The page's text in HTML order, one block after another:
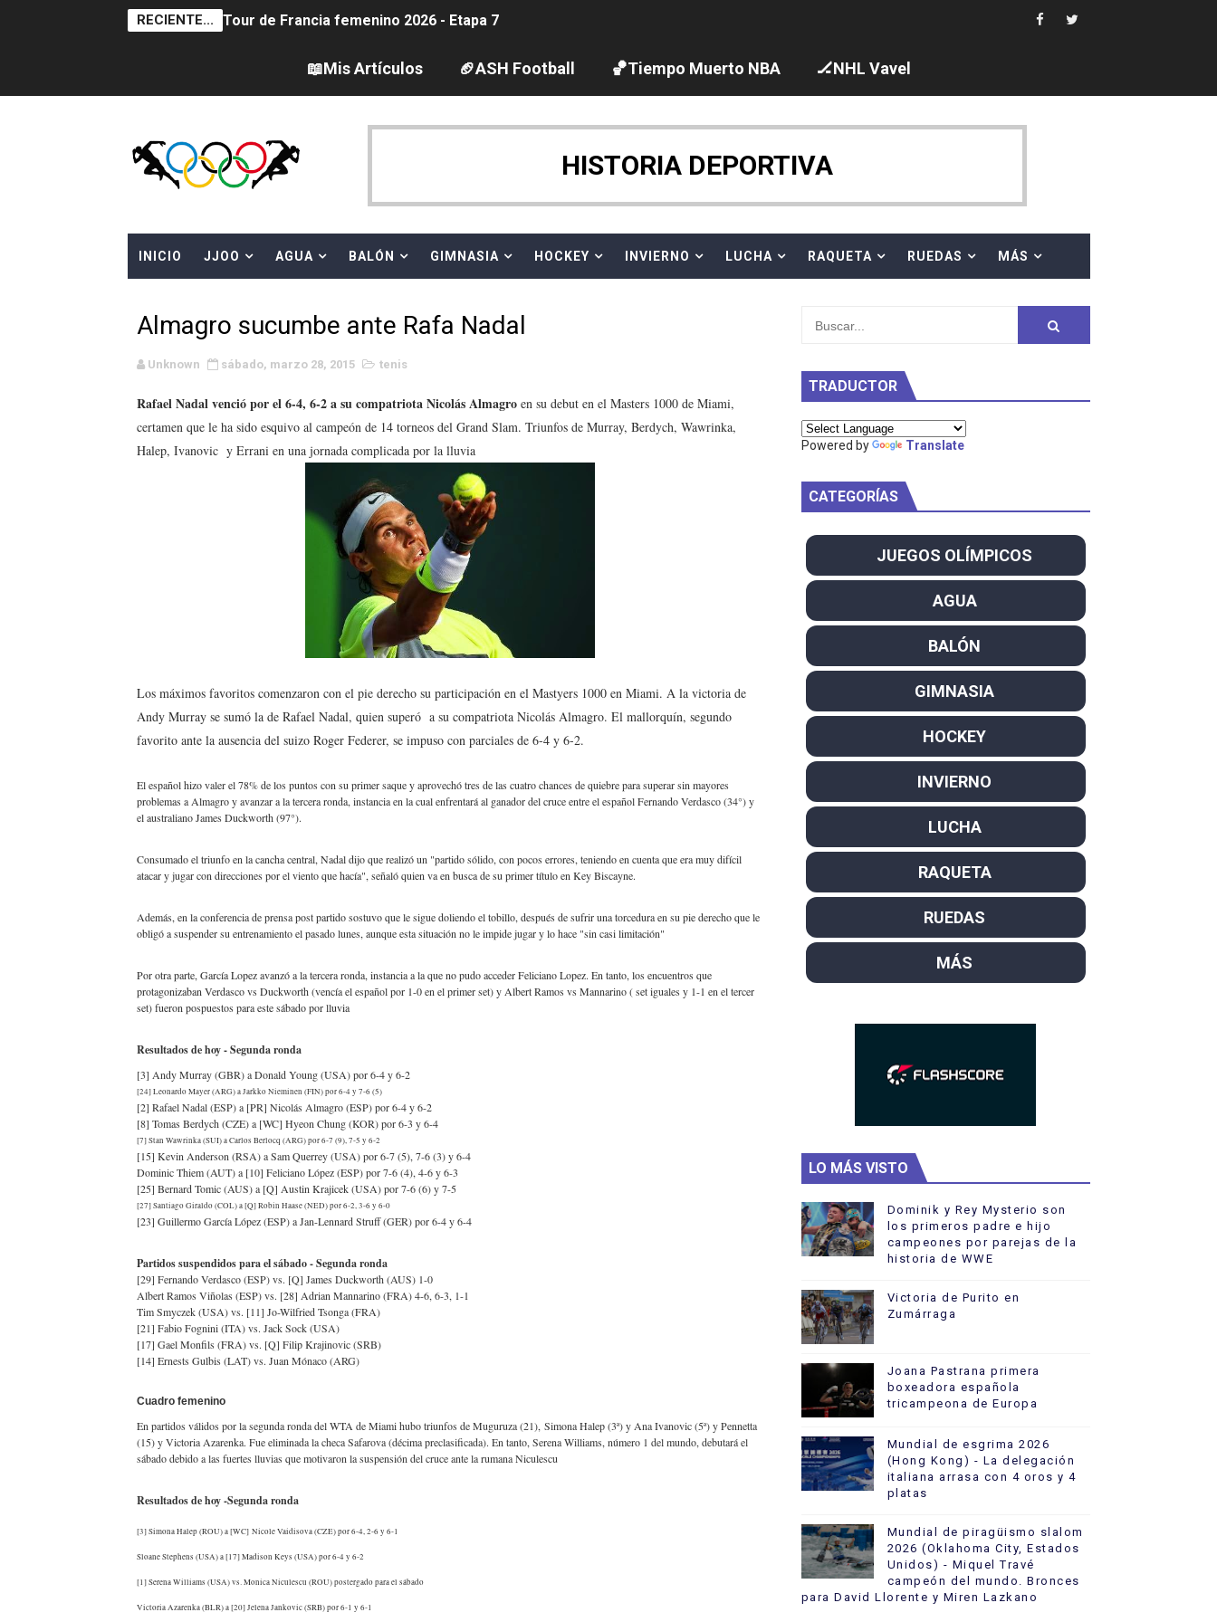
RECIENTE... Tour de Francia femenino 2026 - Etapa 7
Campeonato de Europa en aguas abiertas 2026 (París, Francia) - Wellbrock y Taddeucci los protagonistas. Ángela Martínez fue 5ª en 10km
Campeonato de Europa de saltos 2026 (París, Francia) - Bronce para Jorge y Ana Carvajal en plataforma. 5 orazos para Chiara Pellacani,
Women's Pro Baseball League 2026
Campeonato de Europa de pentatlón moderno 2026 (Estambul, Turquía)
AEW - Adam Page con Brodido desbancan una semana después a The Demand por tríos en el Grand Slam Mexico
WWE NXT - Myles Borne y Tavion Heights ponen fin al reinado por parejas de The Vanity Project
Canadian Football League 2026 - Week 10
EFA y AFLE 2026 - Regular season
Grandes éxitos por fin para Chelsea Green, Chad Gable y Baron Corbin en SummerSlam
Campeonato de Europa de MTB 2026 (Monteceneri, Suiza) - Charlie Aldridge y Sina Frei dominan el Europeo
Campeonato de Europa de remo 2026 (Varese, Italia) - Rumanía, Alemania y Gran Bretaña se reparten el botín y Caetano Horta y Rodrigo Conde
Mundial de lacrosse femenino 2026 (Tokio, Japón) - Estados Unidos invencibles, ya son decacampeonas y quinto oro consecutivo
Máxima celebración en el último Impact! con Jason Hotch como nuevo TNA International Champion
Mundial de esgrima 2026 (Hong Kong) - La delegación italiana arrasa con 4 oros y 4 platas
Raquel Rodriguez es la nueva monarca Intercontinental, su primer título individual en WWE
Athletes Unlimited Softball League 2026 - Las Utah Talons son bicampeonas de la AUSL
Mundial de piragüismo slalom 2026 (Oklahoma City, Estados Unidos) - Miquel Travé campeón del mundo. Bronces para David Llorente y Miren
Tour de Francia masculino 2026 - Tadej Pogacar entra en el selecto grupo de los pentacampeones, los más laureados
Mundial de Fórmula 1 2026 - Lando Norris consigue en Hungría su primera victoria del año como campeón
Campeonato de Europa de high diving 2026 (París, Francia) - Catalin Preda y Nelli Chukanivska nuevos campeones con Carlos Gimeno a las
📖Mis Artículos 🏈ASH Football 🏀Tiempo Muerto NBA 🏒NHL Vavel
HISTORIA DEPORTIVA
INICIO JJOO AGUA BALÓN GIMNASIA HOCKEY INVIERNO LUCHA RAQUETA RUEDAS MÁS
Almagro sucumbe ante Rafa Nadal
Unknown sábado, marzo 28, 2015 tenis
Rafael Nadal venció por el 6-4, 6-2 a su compatriota Nicolás Almagro en su debut en el Masters 1000 de Miami,
certamen que le ha sido esquivo al campeón de 14 torneos del Grand Slam. Triunfos de Murray, Berdych, Wawrinka,
Halep, Ivanovic y Errani en una jornada complicada por la lluvia
Los máximos favoritos comenzaron con el pie derecho su participación en el Mastyers 1000 en Miami. A la victoria de
Andy Murray se sumó la de Rafael Nadal, quien superó a su compatriota Nicolás Almagro. El mallorquín, segundo
favorito ante la ausencia del suizo Roger Federer, se impuso con parciales de 6-4 y 6-2.
El español hizo valer el 78% de los puntos con su primer saque y aprovechó tres de las cuatro chances de quiebre para superar sin mayores
problemas a Almagro y avanzar a la tercera ronda, instancia en la cual enfrentará al ganador del cruce entre el español Fernando Verdasco (34°) y
el australiano James Duckworth (97°).
Consumado el triunfo en la cancha central, Nadal dijo que realizó un "partido sólido, con pocos errores, teniendo en cuenta que era muy difícil
atacar y jugar con direcciones por el viento que hacía", señaló quien va en busca de su primer título en Key Biscayne.
Además, en la conferencia de prensa post partido sostuvo que le sigue doliendo el tobillo, después de sufrir una torcedura en su pie derecho que le
obligó a suspender su entrenamiento el pasado lunes, aunque esta situación no le impide jugar y lo hace "sin casi limitación"
Por otra parte, García Lopez avanzó a la tercera ronda, instancia a la que no pudo acceder Feliciano Lopez. En tanto, los encuentros que
protagonizaban Verdasco vs Duckworth (vencía el español por 1-0 en el primer set) y Albert Ramos vs Mannarino ( set iguales y 1-1 en el tercer
set) fueron pospuestos para este sábado por lluvia
Resultados de hoy - Segunda ronda
[3] Andy Murray (GBR) a Donald Young (USA) por 6-4 y 6-2
[24] Leonardo Mayer (ARG) a Jarkko Nieminen (FIN) por 6-4 y 7-6 (5)
[2] Rafael Nadal (ESP) a [PR] Nicolás Almagro (ESP) por 6-4 y 6-2
[8] Tomas Berdych (CZE) a [WC] Hyeon Chung (KOR) por 6-3 y 6-4
[7] Stan Wawrinka (SUI) a Carlos Berlocq (ARG) por 6-7 (9), 7-5 y 6-2
[15] Kevin Anderson (RSA) a Sam Querrey (USA) por 6-7 (5), 7-6 (3) y 6-4
Dominic Thiem (AUT) a [10] Feliciano López (ESP) por 7-6 (4), 4-6 y 6-3
[25] Bernard Tomic (AUS) a [Q] Austin Krajicek (USA) por 7-6 (6) y 7-5
[27] Santiago Giraldo (COL) a [Q] Robin Haase (NED) por 6-2, 3-6 y 6-0
[23] Guillermo García López (ESP) a Jan-Lennard Struff (GER) por 6-4 y 6-4
Partidos suspendidos para el sábado - Segunda ronda
[29] Fernando Verdasco (ESP) vs. [Q] James Duckworth (AUS) 1-0
Albert Ramos Viñolas (ESP) vs. [28] Adrian Mannarino (FRA) 4-6, 6-3, 1-1
Tim Smyczek (USA) vs. [11] Jo-Wilfried Tsonga (FRA)
[21] Fabio Fognini (ITA) vs. Jack Sock (USA)
[17] Gael Monfils (FRA) vs. [Q] Filip Krajinovic (SRB)
[14] Ernests Gulbis (LAT) vs. Juan Mónaco (ARG)
Cuadro femenino
En partidos válidos por la segunda ronda del WTA de Miami hubo triunfos de Muguruza (21), Simona Halep (3ª) y Ana Ivanovic (5ª) y Pennetta
(15) y Victoria Azarenka. Fue eliminada la checa Safarova (décima preclasificada). En tanto, Serena Williams, número 1 del mundo, debutará el
sábado debido a las fuertes lluvias que motivaron la suspensión del cruce ante la rumana Niculescu
Resultados de hoy -Segunda ronda
[3] Simona Halep (ROU) a [WC] Nicole Vaidisova (CZE) por 6-4, 2-6 y 6-1
Sloane Stephens (USA) a [17] Madison Keys (USA) por 6-4 y 6-2
[1] Serena Williams (USA) vs. Monica Niculescu (ROU) postergado para el sábado
Victoria Azarenka (BLR) a [20] Jelena Jankovic (SRB) por 6-1 y 6-1
TRADUCTOR
Powered by Translate
CATEGORÍAS
JUEGOS OLÍMPICOS
AGUA
BALÓN
GIMNASIA
HOCKEY
INVIERNO
LUCHA
RAQUETA
RUEDAS
MÁS
LO MÁS VISTO
Dominik y Rey Mysterio son
los primeros padre e hijo
campeones por parejas de la
historia de WWE
Victoria de Purito en
Zumárraga
Joana Pastrana primera
boxeadora española
tricampeona de Europa
Mundial de esgrima 2026
(Hong Kong) - La delegación
italiana arrasa con 4 oros y 4
platas
Mundial de piragüismo slalom
2026 (Oklahoma City, Estados
Unidos) - Miquel Travé
campeón del mundo. Bronces
para David Llorente y Miren Lazkano